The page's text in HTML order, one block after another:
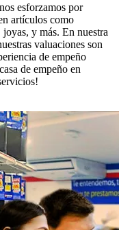
esforzamos por
artículos como
y más. En nuestra
valuaciones son
de empeño
de empeño en